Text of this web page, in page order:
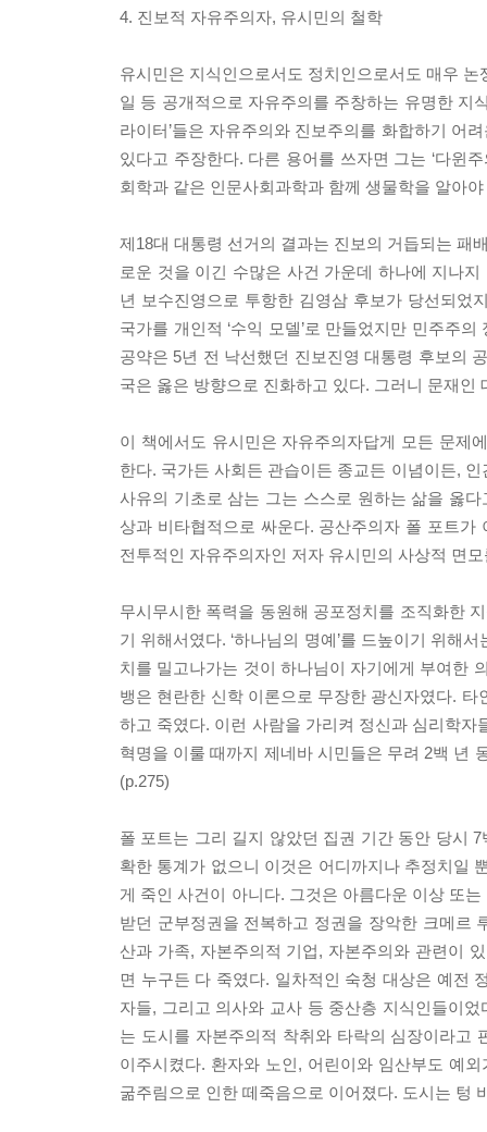
4. 진보적 자유주의자, 유시민의 철학
유시민은 지식인으로서도 정치인으로서도 매우
일 등 공개적으로 자유주의를 주창하는 유명한 지
라이터’들은 자유주의와 진보주의를 화합하기 어
있다고 주장한다. 다른 용어를 쓰자면 그는 ‘다윈
회학과 같은 인문사회과학과 함께 생물학을 알아
제18대 대통령 선거의 결과는 진보의 거듭되는 패
로운 것을 이긴 수많은 사건 가운데 하나에 지나
년 보수진영으로 투항한 김영삼 후보가 당선되었
국가를 개인적 ‘수익 모델’로 만들었지만 민주주
공약은 5년 전 낙선했던 진보진영 대통령 후보의
국은 옳은 방향으로 진화하고 있다. 그러니 문재인
이 책에서도 유시민은 자유주의자답게 모든 문제
한다. 국가든 사회든 관습이든 종교든 이념이든,
사유의 기초로 삼는 그는 스스로 원하는 삶을 옳
상과 비타협적으로 싸운다. 공산주의자 폴 포트
전투적인 자유주의자인 저자 유시민의 사상적 면
무시무시한 폭력을 동원해 공포정치를 조직화한
기 위해서였다. ‘하나님의 명예’를 드높이기 위해
치를 밀고나가는 것이 하나님이 자기에게 부여한
뱅은 현란한 신학 이론으로 무장한 광신자였다.
하고 죽였다. 이런 사람을 가리켜 정신과 심리학자
혁명을 이룰 때까지 제네바 시민들은 무려 2백 년
(p.275)
폴 포트는 그리 길지 않았던 집권 기간 동안 당시
확한 통계가 없으니 이것은 어디까지나 추정치일
게 죽인 사건이 아니다. 그것은 아름다운 이상 또
받던 군부정권을 전복하고 정권을 장악한 크메르
산과 가족, 자본주의적 기업, 자본주의와 관련이
면 누구든 다 죽였다. 일차적인 숙청 대상은 예전
자들, 그리고 의사와 교사 등 중산층 지식인들이
는 도시를 자본주의적 착취와 타락의 심장이라고
이주시켰다. 환자와 노인, 어린이와 임산부도 예
굶주림으로 인한 떼죽음으로 이어졌다. 도시는 텅